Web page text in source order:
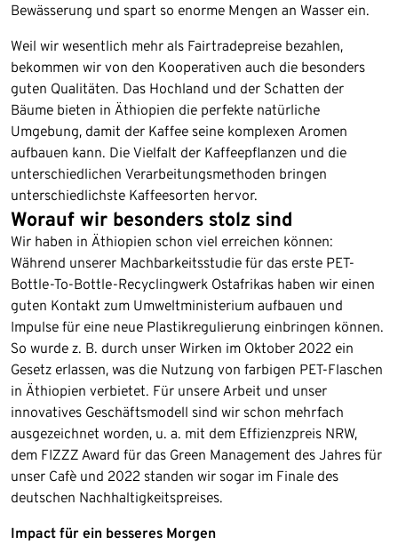
Bewässerung und spart so enorme Mengen an Wasser ein.
Weil wir wesentlich mehr als Fairtradepreise bezahlen,
bekommen wir von den Kooperativen auch die besonders
guten Qualitäten. Das Hochland und der Schatten der
Bäume bieten in Äthiopien die perfekte natürliche
Umgebung, damit der Kaffee seine komplexen Aromen
aufbauen kann. Die Vielfalt der Kaffeepflanzen und die
unterschiedlichen Verarbeitungsmethoden bringen
unterschiedlichste Kaffeesorten hervor.
Worauf wir besonders stolz sind
Wir haben in Äthiopien schon viel erreichen können:
Während unserer Machbarkeitsstudie für das erste PET-
Bottle-To-Bottle-Recyclingwerk Ostafrikas haben wir einen
guten Kontakt zum Umweltministerium aufbauen und
Impulse für eine neue Plastikregulierung einbringen können.
So wurde z. B. durch unser Wirken im Oktober 2022 ein
Gesetz erlassen, was die Nutzung von farbigen PET-Flaschen
in Äthiopien verbietet. Für unsere Arbeit und unser
innovatives Geschäftsmodell sind wir schon mehrfach
ausgezeichnet worden, u. a. mit dem Effizienzpreis NRW,
dem FIZZZ Award für das Green Management des Jahres für
unser Cafè und 2022 standen wir sogar im Finale des
deutschen Nachhaltigkeitspreises.
Impact für ein besseres Morgen